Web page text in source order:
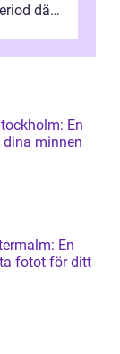
där
En
minnen
En
fotot för ditt